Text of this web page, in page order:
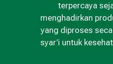
terpercaya
menghadirkan
yang diproses
syar’i untuk